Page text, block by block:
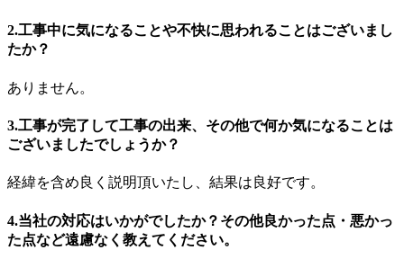
2.工事中に気になることや不快に思われることはございまし
たか？
ありません。
3.工事が完了して工事の出来、その他で何か気になることは
ございましたでしょうか？
経緯を含め良く説明頂いたし、結果は良好です。
4.当社の対応はいかがでしたか？その他良かった点・悪かっ
た点など遠慮なく教えてください。